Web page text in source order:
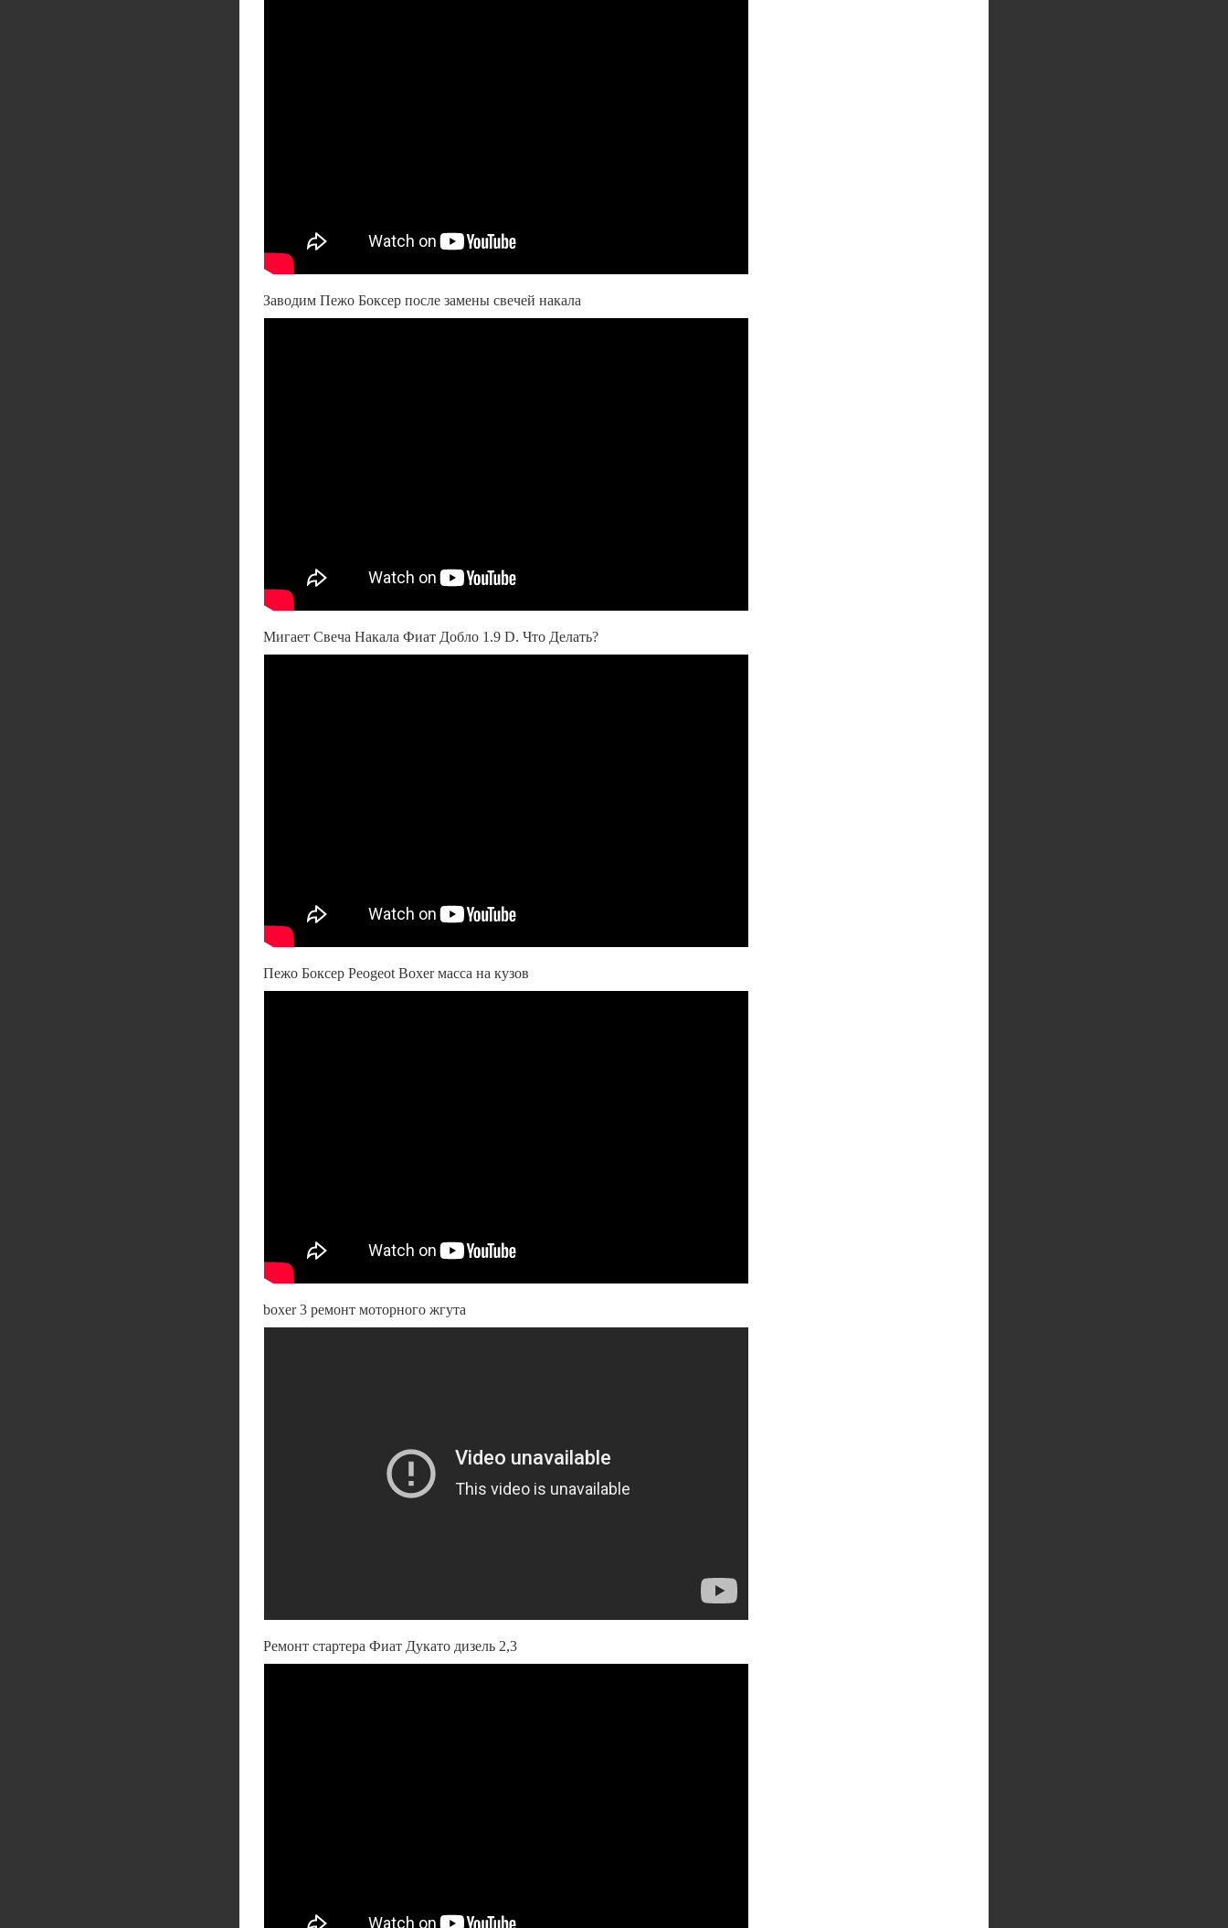
Заводим Пежо Боксер после замены свечей накала
Мигает Свеча Накала Фиат Добло 1.9 D. Что Делать?
Пежо Боксер Peogeot Boxer масса на кузов
boxer 3 ремонт моторного жгута
Ремонт стартера Фиат Дукато дизель 2,3